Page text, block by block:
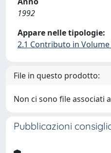
1992
Appare nelle tipologie:
2.1 Contributo in
File in questo prodotto:
Non ci sono file associati
Pubblicazioni